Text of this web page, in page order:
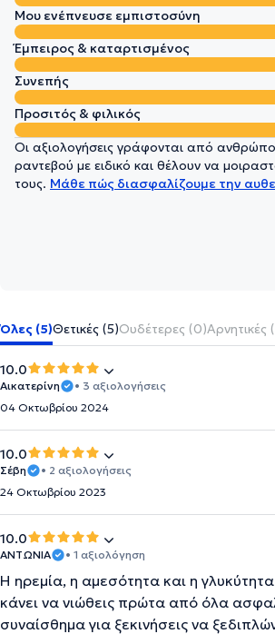
Μου ενέπνευσε εμπιστοσύνη
Έμπειρος & καταρτισμένος
Συνεπής
Προσιτός & φιλικός
Οι αξιολογήσεις γράφονται από
ραντεβού με ειδικό και θέλουν να
τους. Μάθε πώς διασφαλίζουμε την
Όλες (5)Θετικές (5)Ουδέτερες (0)Αρνητικές
10.0
Αικατερίνη
• 3 αξιολογήσεις
04 Οκτωβρίου 2024
10.0
Σέβη
• 2 αξιολογήσεις
24 Οκτωβρίου 2023
10.0
ΑΝΤΩΝΙΑ • 1 αξιολόγηση
Η ηρεμία, η αμεσότητα και η
κάνει να νιώθεις πρώτα από όλα
συναίσθημα για ξεκινήσεις να